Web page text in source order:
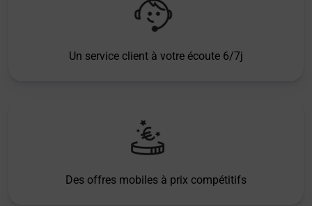
Un service client à votre écoute 6/7j
Des offres mobiles à prix compétitifs